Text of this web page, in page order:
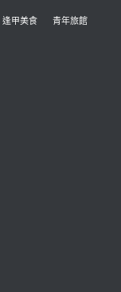
逢甲美食 青年旅館